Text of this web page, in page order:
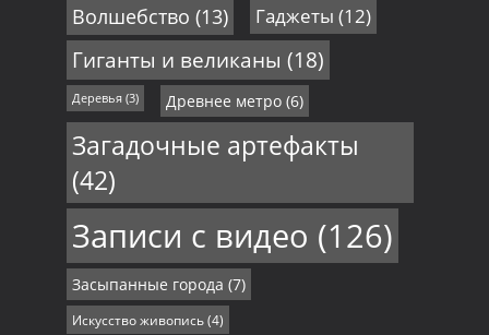
Волшебство (13) Гаджеты (12)
Гиганты и великаны (18)
Деревья(3) Древнее метро(6)
Загадочные артефакты
(42)
Записи с видео (126)
Засыпанные города (7)
Искусство живопись(4)